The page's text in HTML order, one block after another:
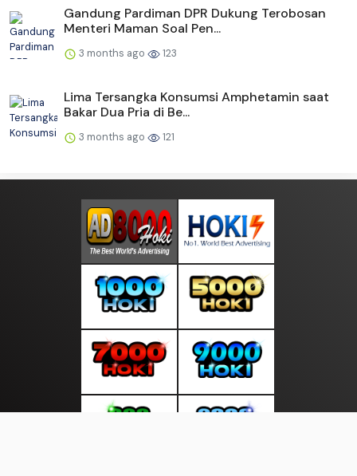
Gandung Pardiman DPR Dukung Terobosan
Menteri Maman Soal Pen...
3 months ago 123
Lima Tersangka Konsumsi Amphetamin saat
Bakar Dua Pria di Be...
3 months ago 121